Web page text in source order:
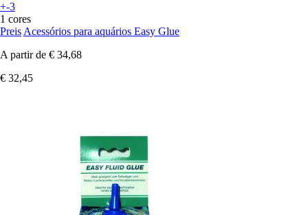
+-3
1 cores
Preis Acessórios para aquários Easy Glue
A partir de € 34,68
€ 32,45